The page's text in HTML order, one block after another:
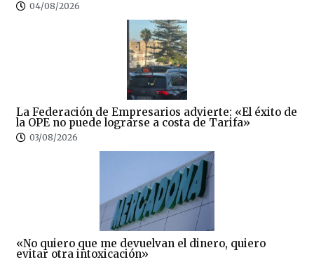
04/08/2026
La Federación de Empresarios advierte: «El éxito de
la OPE no puede lograrse a costa de Tarifa»
03/08/2026
«No quiero que me devuelvan el dinero, quiero
evitar otra intoxicación»